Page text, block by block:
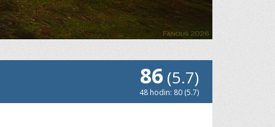
86(5.7)
48 hodin: 80 (5.7)